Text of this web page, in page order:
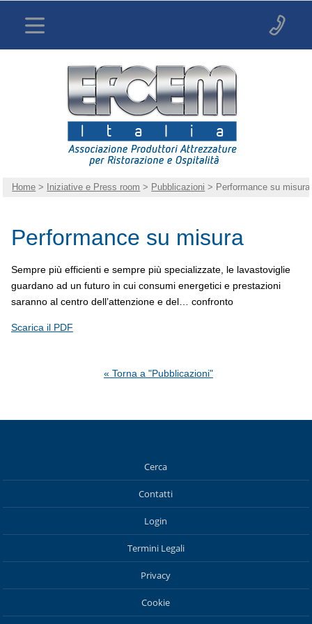
Home > Iniziative e Press room > Pubblicazioni > Performance su misura
Performance su misura
Sempre più efficienti e sempre più specializzate, le lavastoviglie
guardano ad un futuro in cui consumi energetici e prestazioni
saranno al centro dell’attenzione e del… confronto
Scarica il PDF
« Torna a "Pubblicazioni"
Cerca
Contatti
Login
Termini Legali
Privacy
Cookie